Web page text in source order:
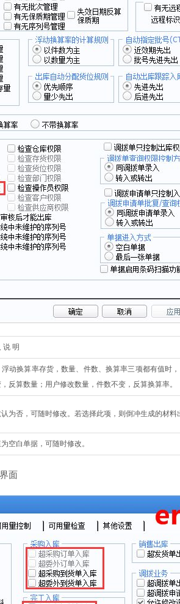
说 明
浮动换算率存货，数量、件数、换算率三项都有值时
反算数量；用户修改数量，件数不变，反算换算率。
为否，可随时修改。若选择此项，则倒冲生成的材料
空白单据，可随时修改。
面